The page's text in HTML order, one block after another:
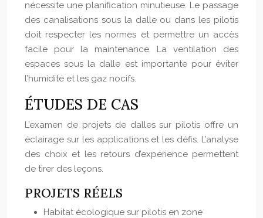
nécessite une planification minutieuse. Le passage
des canalisations sous la dalle ou dans les pilotis
doit respecter les normes et permettre un accès
facile pour la maintenance. La ventilation des
espaces sous la dalle est importante pour éviter
l’humidité et les gaz nocifs.
ÉTUDES DE CAS
L’examen de projets de dalles sur pilotis offre un
éclairage sur les applications et les défis. L’analyse
des choix et les retours d’expérience permettent
de tirer des leçons.
PROJETS RÉELS
Habitat écologique sur pilotis en zone